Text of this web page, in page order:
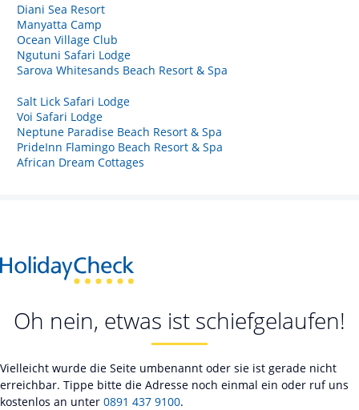
Diani Sea Resort
Manyatta Camp
Ocean Village Club
Ngutuni Safari Lodge
Sarova Whitesands Beach Resort & Spa
Salt Lick Safari Lodge
Voi Safari Lodge
Neptune Paradise Beach Resort & Spa
PrideInn Flamingo Beach Resort & Spa
African Dream Cottages
Oh nein, etwas ist schiefgelaufen!
Vielleicht wurde die Seite umbenannt oder sie ist gerade nicht
erreichbar. Tippe bitte die Adresse noch einmal ein oder ruf uns
kostenlos an unter 0891 437 9100.